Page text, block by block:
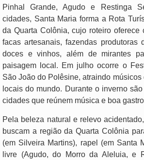
Pinhal Grande, Agudo e Restinga
cidades, Santa Maria forma a Rota
da Quarta Colônia, cujo roteiro oferece
facas artesanais, fazendas produtoras
doces e vinhos, além de mirantes
paisagem local. Em julho ocorre o
São João do Polêsine, atraindo
locais do mundo. Durante o inverno
cidades que reúnem música e boa
Pela beleza natural e relevo
buscam a região da Quarta Colônia
(em Silveira Martins), rapel (em Santa
livre (Agudo, do Morro da Aleluia, e